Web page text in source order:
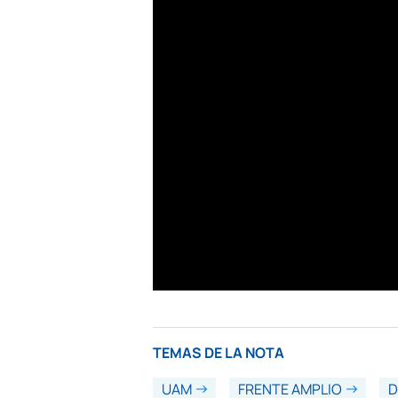
TEMAS DE LA NOTA
UAM
FRENTE AMPLIO